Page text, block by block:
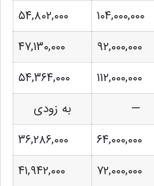
۱۰۴,۰۰۰,۰۰۰
۵۴,۸۰۲,۰۰۰
۹۲,۰۰۰,۰۰۰
۴۷,۱۳۰,۰۰۰
۱۱۲,۰۰۰,۰۰۰
۵۴,۳۶۴,۰۰۰
—
به زودی
۶۴,۰۰۰,۰۰۰
۳۶,۲۸۶,۰۰۰
۷۲,۰۰۰,۰۰۰
۴۱,۹۴۲,۰۰۰